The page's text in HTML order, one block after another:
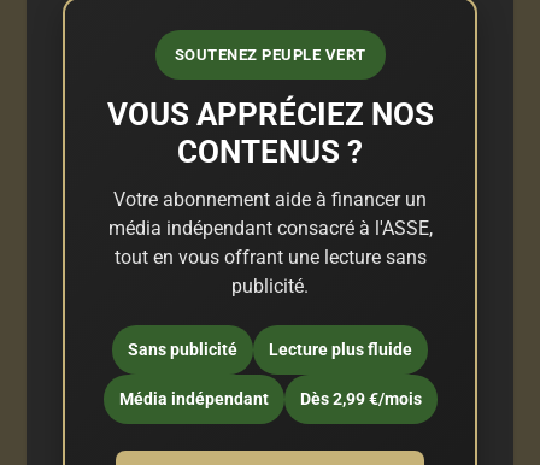
SOUTENEZ PEUPLE VERT
VOUS APPRÉCIEZ NOS
CONTENUS ?
Votre abonnement aide à financer un
média indépendant consacré à l'ASSE,
tout en vous offrant une lecture sans
publicité.
Sans publicité Lecture plus fluide
Média indépendant Dès 2,99 €/mois